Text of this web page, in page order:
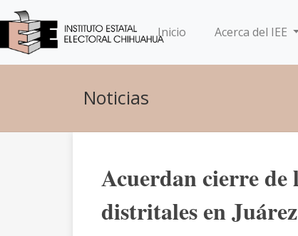
Inicio(current)Acerca del IEE
Noticias
Acuerdan cierre de
distritales en